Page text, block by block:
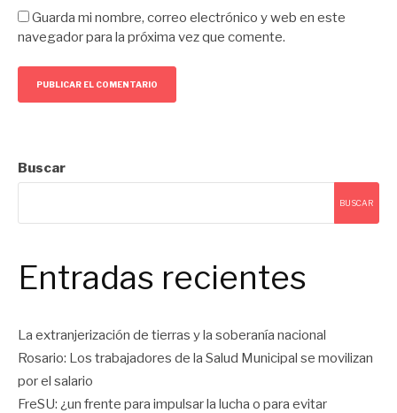
Guarda mi nombre, correo electrónico y web en este
navegador para la próxima vez que comente.
Buscar
BUSCAR
Entradas recientes
La extranjerización de tierras y la soberanía nacional
Rosario: Los trabajadores de la Salud Municipal se movilizan
por el salario
FreSU: ¿un frente para impulsar la lucha o para evitar